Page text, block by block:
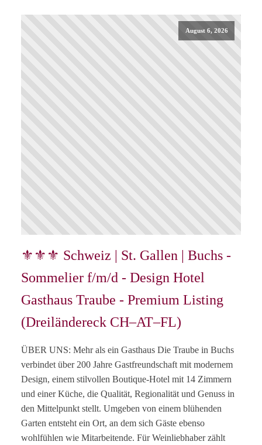
August 6, 2026
⚜⚜⚜ Schweiz | St. Gallen | Buchs -
Sommelier f/m/d - Design Hotel
Gasthaus Traube - Premium Listing
(Dreiländereck CH–AT–FL)
ÜBER UNS: Mehr als ein Gasthaus Die Traube in Buchs
verbindet über 200 Jahre Gastfreundschaft mit modernem
Design, einem stilvollen Boutique-Hotel mit 14 Zimmern
und einer Küche, die Qualität, Regionalität und Genuss in
den Mittelpunkt stellt. Umgeben von einem blühenden
Garten entsteht ein Ort, an dem sich Gäste ebenso
wohlfühlen wie Mitarbeitende. Für Weinliebhaber zählt